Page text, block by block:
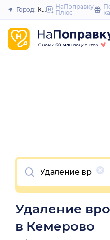
Город: КемеровоНаПоправку
Плюс
Очистить
Удаление
в Кемерово